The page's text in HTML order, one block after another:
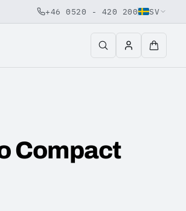
+46 0520 - 420 200 SV
Compact